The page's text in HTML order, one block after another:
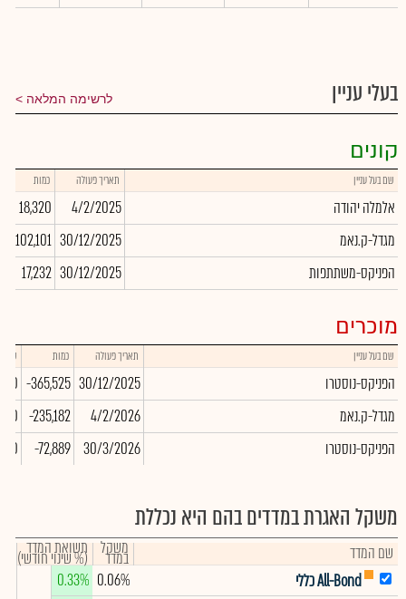
בעלי עניין לרשימה המלאה
קונים
שם בעל עניין תאריך פעולה כמות
אלמלה יהודה 4/2/2025
18,320
מגדל-ק.נאמ
30/12/2025
102,101
הפניקס-משתתפות
30/12/2025
17,232
מוכרים
שם בעל עניין תאריך פעולה כמות שער
הפניקס-נוסטרו 30/12/2025
-365,525
מגדל-ק.נאמ
4/2/2026
-235,182
הפניקס-נוסטרו
30/3/2026
-72,889
משקל האגרת במדדים בהם היא נכללת
שם המדד משקל
במדד תשואת המדד
(% שינוי חודשי)
All-Bond כללי
0.06%
0.33%